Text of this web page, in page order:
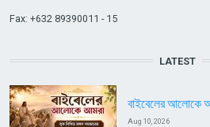
Fax: +632 89390011 - 15
LATEST
বাইবেলের আলোকে
Aug 10, 2026